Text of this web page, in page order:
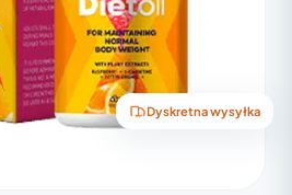
Dyskretna wysyłka